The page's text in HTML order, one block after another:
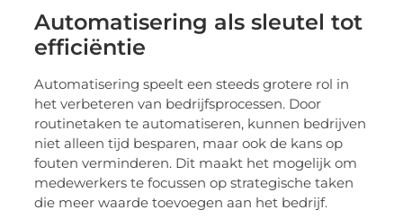
Automatisering als sleutel tot
efficiëntie
Automatisering speelt een steeds grotere rol in
het verbeteren van bedrijfsprocessen. Door
routinetaken te automatiseren, kunnen bedrijven
niet alleen tijd besparen, maar ook de kans op
fouten verminderen. Dit maakt het mogelijk om
medewerkers te focussen op strategische taken
die meer waarde toevoegen aan het bedrijf.